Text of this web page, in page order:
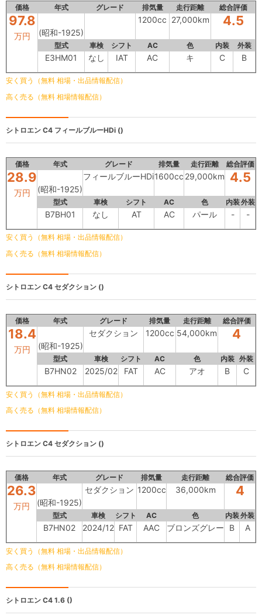
価格 年式 グレード 排気量 走行距離 総合評価
97.8
万円 (昭和-1925)
1200cc 27,000km 4.5
型式 車検 シフト AC 色 内装 外装
E3HM01 なし IAT AC キ C B
安く買う（無料 相場・出品情報配信）
高く売る（無料 相場情報配信）
シトロエン C4 フィールブルーHDi ()
価格 年式 グレード 排気量 走行距離 総合評価
28.9
万円 (昭和-1925)
フィールブルーHDi1600cc 29,000km 4.5
型式 車検 シフト AC 色 内装外装
B7BH01 なし AT AC パール - -
安く買う（無料 相場・出品情報配信）
高く売る（無料 相場情報配信）
シトロエン C4 セダクション ()
価格 年式 グレード 排気量 走行距離 総合評価
18.4
万円 (昭和-1925)
セダクション 1200cc 54,000km 4
型式 車検 シフト AC 色 内装 外装
B7HN02 2025/02 FAT AC アオ B C
安く買う（無料 相場・出品情報配信）
高く売る（無料 相場情報配信）
シトロエン C4 セダクション ()
価格 年式 グレード 排気量 走行距離 総合評価
26.3
万円 (昭和-1925)
セダクション 1200cc 36,000km 4
型式 車検 シフト AC 色 内装外装
B7HN02 2024/12 FAT AAC ブロンズグレー B A
安く買う（無料 相場・出品情報配信）
高く売る（無料 相場情報配信）
シトロエン C4 1.6 ()